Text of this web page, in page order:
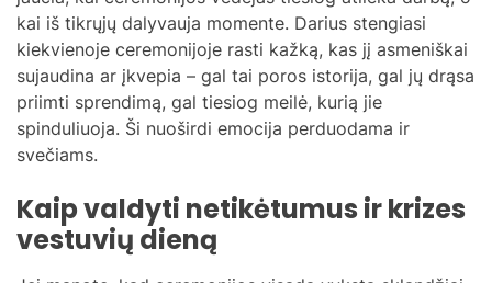
kai iš tikrųjų dalyvauja momente. Darius stengiasi
kiekvienoje ceremonijoje rasti kažką, kas jį asmeniškai
sujaudina ar įkvepia – gal tai poros istorija, gal jų drąsa
priimti sprendimą, gal tiesiog meilė, kurią jie
spinduliuoja. Ši nuoširdi emocija perduodama ir
svečiams.
Kaip valdyti netikėtumus ir krizes
vestuvių dieną